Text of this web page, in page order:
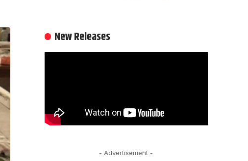
New Releases
- Advertisement -